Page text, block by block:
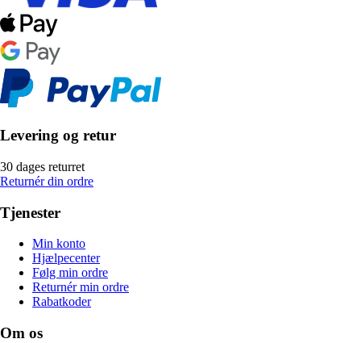
Levering og retur
30 dages returret
Returnér din ordre
Tjenester
Min konto
Hjælpecenter
Følg min ordre
Returnér min ordre
Rabatkoder
Om os